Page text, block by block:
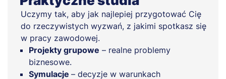
Uczymy tak, aby jak najlepiej przygotować Cię
do rzeczywistych wyzwań, z jakimi spotkasz się
w pracy zawodowej.
Projekty grupowe – realne problemy
biznesowe.
Symulacje – decyzje w warunkach